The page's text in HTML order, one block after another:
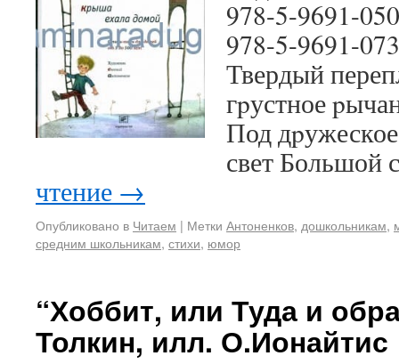
978-5-9691-
978-5-9691-
Твердый
гpустное
Под
свет Большой
чтение →
Опубликовано в Читаем | Метки Антоненков, дошкольникам,
средним школьникам, стихи, юмор
“Хоббит, или Туда и
Толкин, илл. О.Ионайтис